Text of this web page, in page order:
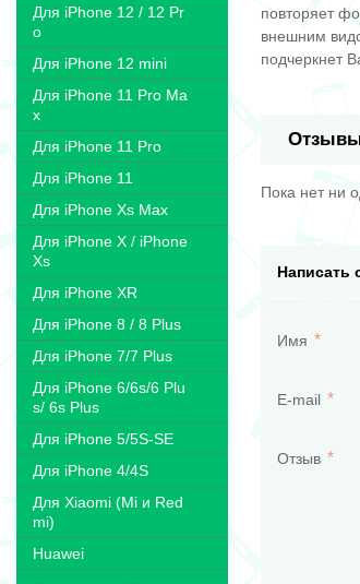
Для iPhone 12 / 12 Pr
o
Для iPhone 12 mini
Для iPhone 11 Pro Ma
x
Для iPhone 11 Pro
Для iPhone 11
Для iPhone Xs Max
Для iPhone X / iPhone
Xs
Для iPhone XR
Для iPhone 8 / 8 Plus
Для iPhone 7/7 Plus
Для iPhone 6/6s/6 Plu
s/ 6s Plus
Для iPhone 5/5S-SE
Для iPhone 4/4S
Для Xiaomi (Mi и Red
mi)
Huawei
повторяет
внешним
подчеркнет
Отзывы
Пока нет ни
Написать
Имя
E-mail
Отзыв